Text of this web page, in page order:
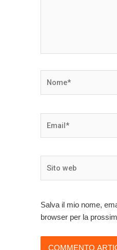
Salva il mio nome,
browser per la